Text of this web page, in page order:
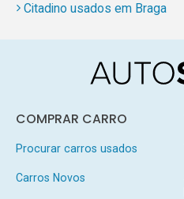
Citadino usados em Braga
COMPRAR CARRO
Procurar carros usados
Carros Novos